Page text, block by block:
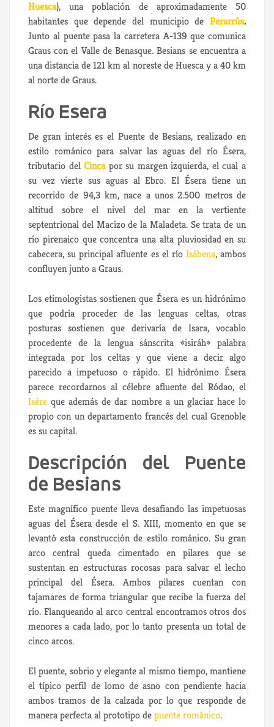
Huesca), una población de aproximadamente 50
habitantes que depende del municipio de Perarrúa.
Junto al puente pasa la carretera A-139 que comunica
Graus con el Valle de Benasque. Besians se encuentra a
una distancia de 121 km al noreste de Huesca y a 40 km
al norte de Graus.
Río Esera
De gran interés es el Puente de Besians, realizado en
estilo románico para salvar las aguas del río Ésera,
tributario delCincapor su margen izquierda, el cual a
su vez vierte sus aguas al Ebro. El Ésera tiene un
recorrido de 94,3 km, nace a unos 2.500 metros de
altitud sobre el nivel del mar en la vertiente
septentrional del Macizo de la Maladeta. Se trata de un
río pirenaico que concentra una alta pluviosidad en su
cabecera, su principal afluente es el río Isábena, ambos
confluyen junto a Graus.
Los etimologistas sostienen que Ésera es un hidrónimo
que podría proceder de las lenguas celtas, otras
posturas sostienen que derivaría de Isara, vocablo
procedente de la lengua sánscrita «isiráh» palabra
integrada por los celtas y que viene a decir algo
parecido a impetuoso o rápido. El hidrónimo Ésera
parece recordarnos al célebre afluente del Ródao, el
Isère que además de dar nombre a un glaciar hace lo
propio con un departamento francés del cual Grenoble
es su capital.
Descripción del Puente
de Besians
Este magnífico puente lleva desafiando las impetuosas
aguas del Ésera desde el S. XIII, momento en que se
levantó esta construcción de estilo románico. Su gran
arco central queda cimentado en pilares que se
sustentan en estructuras rocosas para salvar el lecho
principal del Ésera. Ambos pilares cuentan con
tajamares de forma triangular que recibe la fuerza del
río. Flanqueando al arco central encontramos otros dos
menores a cada lado, por lo tanto presenta un total de
cinco arcos.
El puente, sobrio y elegante al mismo tiempo, mantiene
el típico perfil de lomo de asno con pendiente hacia
ambos tramos de la calzada por lo que responde de
manera perfecta al prototipo depuente románico.